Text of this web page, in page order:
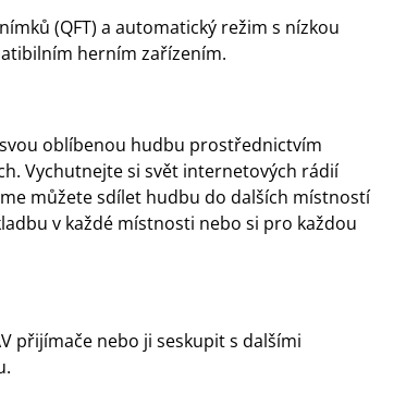
(QFT) a automatický režim s nízkou
herním zařízením.
oblíbenou hudbu prostřednictvím
Vychutnejte si svět internetových rádií
můžete sdílet hudbu do dalších místností
v každé místnosti nebo si pro každou
přijímače nebo ji seskupit s dalšími